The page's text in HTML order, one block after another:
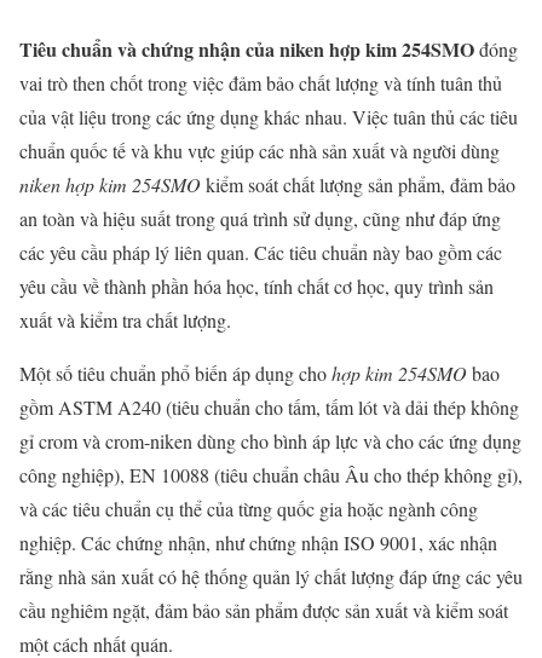
Tiêu chuẩn và chứng nhận của niken hợp kim 254SMOđóng
vai trò then chốt trong việc đảm bảo chất lượng và tính tuân thủ
của vật liệu trong các ứng dụng khác nhau. Việc tuân thủ các tiêu
chuẩn quốc tế và khu vực giúp các nhà sản xuất và người dùng
niken hợp kim 254SMOkiểm soát chất lượng sản phẩm, đảm bảo
an toàn và hiệu suất trong quá trình sử dụng, cũng như đáp ứng
các yêu cầu pháp lý liên quan. Các tiêu chuẩn này bao gồm các
yêu cầu về thành phần hóa học, tính chất cơ học, quy trình sản
xuất và kiểm tra chất lượng.
Một số tiêu chuẩn phổ biến áp dụng chohợp kim 254SMObao
gồm ASTM A240 (tiêu chuẩn cho tấm, tấm lót và dải thép không
gỉ crom và crom-niken dùng cho bình áp lực và cho các ứng dụng
công nghiệp), EN 10088 (tiêu chuẩn châu Âu cho thép không gỉ),
và các tiêu chuẩn cụ thể của từng quốc gia hoặc ngành công
nghiệp. Các chứng nhận, như chứng nhận ISO 9001, xác nhận
rằng nhà sản xuất có hệ thống quản lý chất lượng đáp ứng các yêu
cầu nghiêm ngặt, đảm bảo sản phẩm được sản xuất và kiểm soát
một cách nhất quán.